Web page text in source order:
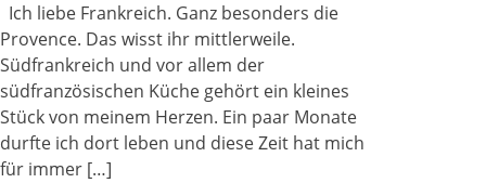
Ich liebe Frankreich. Ganz besonders die
Provence. Das wisst ihr mittlerweile.
Südfrankreich und vor allem der
südfranzösischen Küche gehört ein kleines
Stück von meinem Herzen. Ein paar Monate
durfte ich dort leben und diese Zeit hat mich
für immer […]